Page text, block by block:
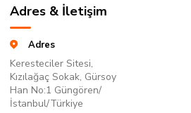
Adres & İletişim
Adres
Keresteciler Sitesi,
Kızılağaç Sokak, Gürsoy
Han No:1 Güngören/
İstanbul/Türkiye